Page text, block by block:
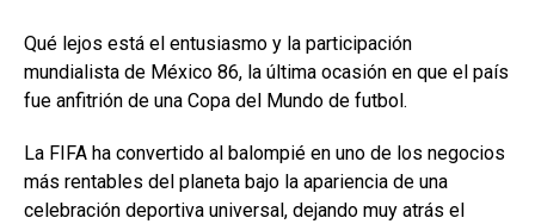
Qué lejos está el entusiasmo y la participación
mundialista de México 86, la última ocasión en que el país
fue anfitrión de una Copa del Mundo de futbol.
La FIFA ha convertido al balompié en uno de los negocios
más rentables del planeta bajo la apariencia de una
celebración deportiva universal, dejando muy atrás el